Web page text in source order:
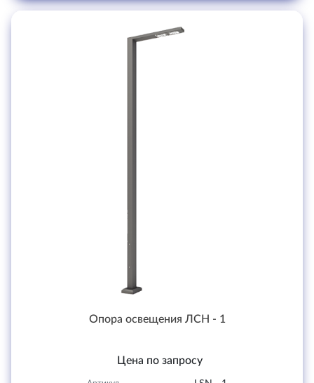
Опора освещения ЛСН - 1
Цена по запросу